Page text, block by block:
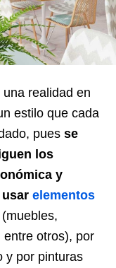
una realidad en
estilo que cada
pues se
los
y
usar elementos
(muebles,
entre otros), por
y por pinturas